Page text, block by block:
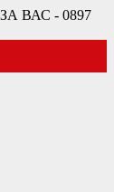
ВАС - 0897